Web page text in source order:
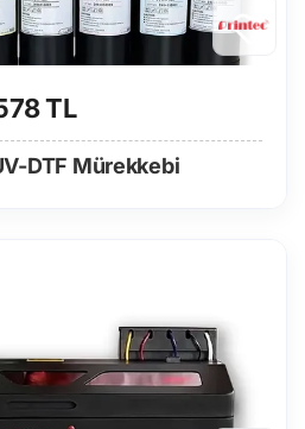
TL
DTF Mürekkebi